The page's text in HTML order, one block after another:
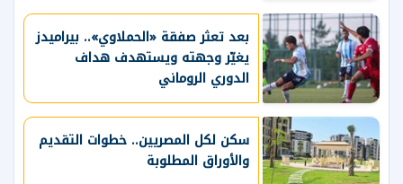
بعد تعثر صفقة «الحملاوي».. بيراميدز
يغيّر وجهته ويستهدف هداف
الدوري الروماني
سكن لكل المصريين.. خطوات التقديم
والأوراق المطلوبة